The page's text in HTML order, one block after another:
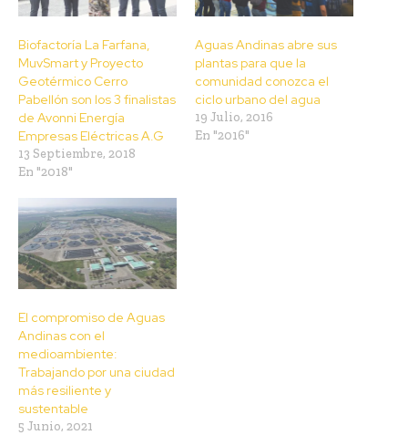
Biofactoría La Farfana,
MuvSmart y Proyecto
Geotérmico Cerro
Pabellón son los 3 finalistas
de Avonni Energía
Empresas Eléctricas A.G
13 Septiembre, 2018
En "2018"
Aguas Andinas abre sus
plantas para que la
comunidad conozca el
ciclo urbano del agua
19 Julio, 2016
En "2016"
El compromiso de Aguas
Andinas con el
medioambiente:
Trabajando por una ciudad
más resiliente y
sustentable
5 Junio, 2021